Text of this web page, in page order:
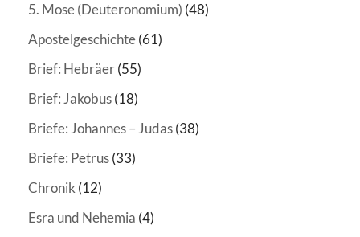
5. Mose (Deuteronomium) (48)
Apostelgeschichte(61)
Brief: Hebräer(55)
Brief: Jakobus(18)
Briefe: Johannes – Judas(38)
Briefe: Petrus(33)
Chronik (12)
Esra und Nehemia (4)